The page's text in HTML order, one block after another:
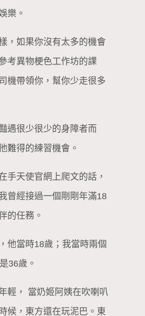
樂。
，如果你沒有太多的機會
考異物梗色工作坊的課
機帶領你，幫你少走很多
遇很少很少的身障者而
難得的練習機會。
手天使官網上爬文的話，
曾經接過一個剛剛年滿18
的任務。
他當時18歲；我當時兩個
36歲。
輕， 當奶姬阿姨在吹喇叭
候，東方還在玩泥巴。東